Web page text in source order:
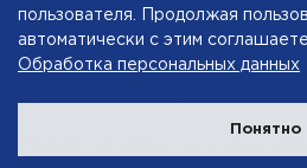
129090, г. Москва, Олимпийский
пользователя. Продолжая
автоматически с этим
Обработка персональных данных
Понятно